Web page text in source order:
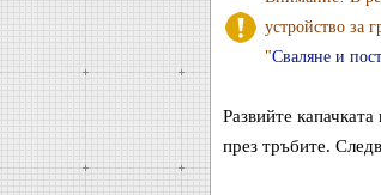
устройство за
"Сваляне и
Развийте
през тръбите.